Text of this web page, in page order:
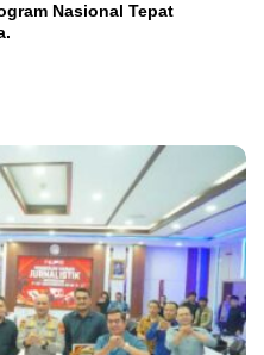
Nasional Tepat